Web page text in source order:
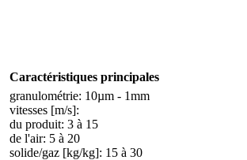
Caractéristiques principales
granulométrie: 10µm - 1mm
vitesses [m/s]:
du produit: 3 à 15
de l'air: 5 à 20
solide/gaz [kg/kg]: 15 à 30